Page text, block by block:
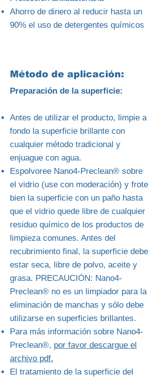
Ahorro de dinero al reducir hasta un
90% el uso de detergentes químicos
Método de aplicación:
Preparación de la superficie:
Antes de utilizar el producto, limpie a
fondo la superficie brillante con
cualquier método tradicional y
enjuague con agua.
Espolvoree Nano4-Preclean® sobre
el vidrio (use con moderación) y frote
bien la superficie con un paño hasta
que el vidrio quede libre de cualquier
residuo químico de los productos de
limpieza comunes. Antes del
recubrimiento final, la superficie debe
estar seca, libre de polvo, aceite y
grasa. PRECAUCIÓN: Nano4-
Preclean® no es un limpiador para la
eliminación de manchas y sólo debe
utilizarse en superficies brillantes.
Para más información sobre Nano4-
Preclean®, por favor descargue el
archivo pdf.
El tratamiento de la superficie del